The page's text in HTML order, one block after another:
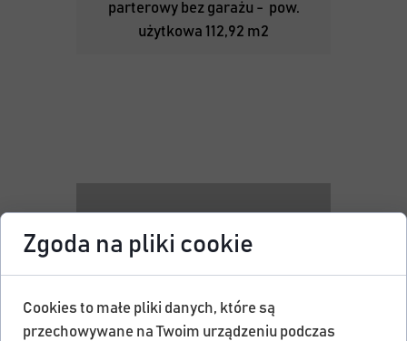
parterowy bez garażu - pow.
użytkowa 112,92 m2
Zgoda na pliki cookie
Cookies to małe pliki danych, które są
przechowywane na Twoim urządzeniu podczas